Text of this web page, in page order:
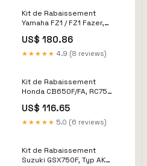
Kit de Rabaissement
Yamaha FZ1 / FZ1 Fazer,
TECHNIK HONDA_XL 125
VARADERO
US$ 180.86
★★★★★ 4.9 (8 reviews)
Kit de Rabaissement
Honda CB650F/FA, RC75
TECHNIK petrolettes
US$ 116.65
★★★★★ 5.0 (6 reviews)
Kit de Rabaissement
Suzuki GSX750F, Typ AK